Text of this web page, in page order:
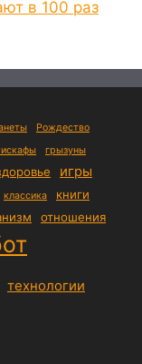
в 100 раз
Рождество
грызуны
игры
классика
книги
отношения
технологии